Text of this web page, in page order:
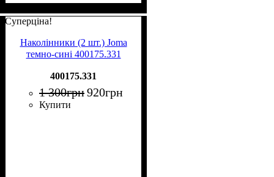
Суперціна!
Наколінники (2 шт.) Joma
темно-сині 400175.331
400175.331
1 300грн920грн
Купити